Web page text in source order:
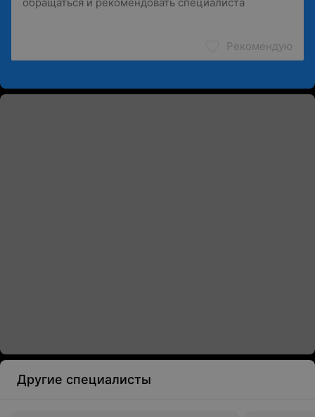
Рекомендую
Другие специалисты